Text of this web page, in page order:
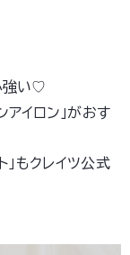
い♡
アイロン」がおす
もクレイツ公式